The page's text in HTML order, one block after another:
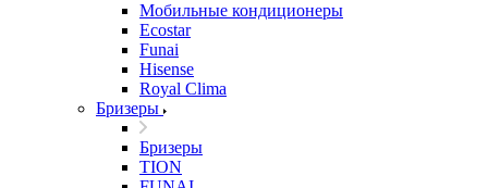
Мобильные кондиционеры
Ecostar
Funai
Hisense
Royal Clima
Бризеры
Бризеры
TION